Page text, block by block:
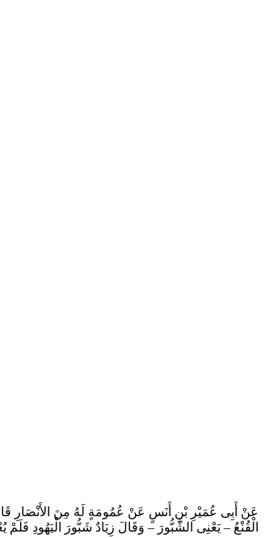
عَنْ أَبِى عُمَيْرِ بْنِ أَنَسٍ عَنْ عُمُومَةٍ لَهُ مِنَ الأَنْصَارِ
الْقُنْعُ – يَعْنِى الشَّبُّورَ – وَقَالَ زِيَادٌ شَبُّورَ الْيَهُودِ